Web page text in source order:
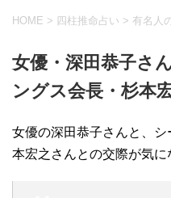
HOME > 四柱推命占い > 有名人
女優・深田恭子さ
ングス会長・杉本
女優の深田恭子さんと、
本宏之さんとの交際が気に